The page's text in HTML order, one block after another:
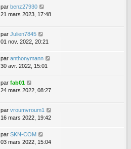
par benz27930
21 mars 2023, 17:48
par Julien7845
01 nov. 2022, 20:21
par anthonymann
30 avr. 2022, 15:01
par fab01
24 mars 2022, 08:27
par vroumvroum1
16 mars 2022, 19:42
par SKN-COM
03 mars 2022, 15:04